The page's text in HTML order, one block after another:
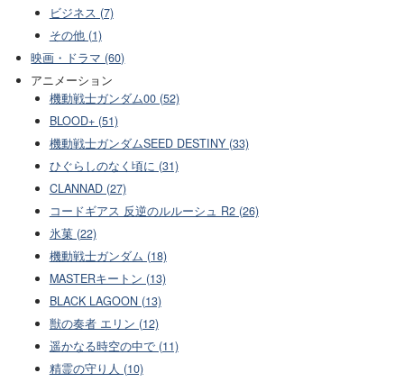
ビジネス (7)
その他 (1)
映画・ドラマ (60)
アニメーション
機動戦士ガンダム00 (52)
BLOOD+ (51)
機動戦士ガンダムSEED DESTINY (33)
ひぐらしのなく頃に (31)
CLANNAD (27)
コードギアス 反逆のルルーシュ R2 (26)
氷菓 (22)
機動戦士ガンダム (18)
MASTERキートン (13)
BLACK LAGOON (13)
獣の奏者 エリン (12)
遥かなる時空の中で (11)
精霊の守り人 (10)